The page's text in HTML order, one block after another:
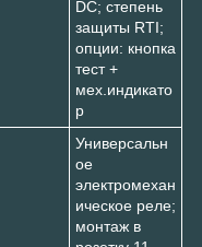
DC; степень
защиты RTI;
опции: кнопка
тест +
мех.индикато
р
Универсальн
ое
электромехан
ическое реле;
монтаж в